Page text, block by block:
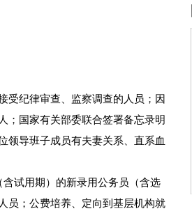
受纪律审查、监察调查的人员；因
；国家有关部委联合签署备忘录明
领导班子成员有夫妻关系、直系血
试用期）的新录用公务员（含选
员；公费培养、定向到基层机构就